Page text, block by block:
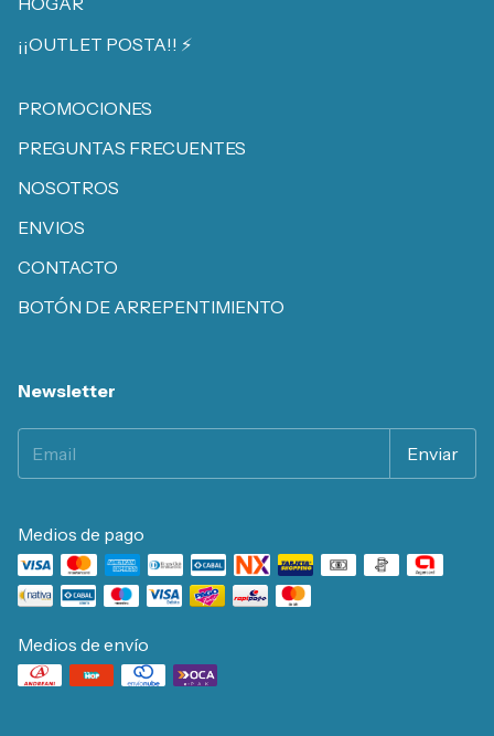
¡¡OUTLET POSTA!! ⚡️
PROMOCIONES
PREGUNTAS FRECUENTES
NOSOTROS
ENVIOS
CONTACTO
BOTÓN DE ARREPENTIMIENTO
Newsletter
Medios de pago
Medios de envío